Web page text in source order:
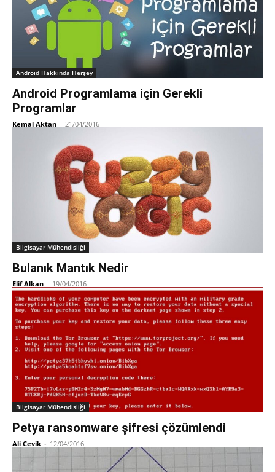
Android Hakkında Herşey
Android Programlama için Gerekli
Programlar
Kemal Aktan - 21/04/2016
Bilgisayar Mühendisliği
Bulanık Mantık Nedir
Elif Alkan - 19/04/2016
Bilgisayar Mühendisliği
Petya ransomware şifresi çözümlendi
Ali Cevik - 12/04/2016